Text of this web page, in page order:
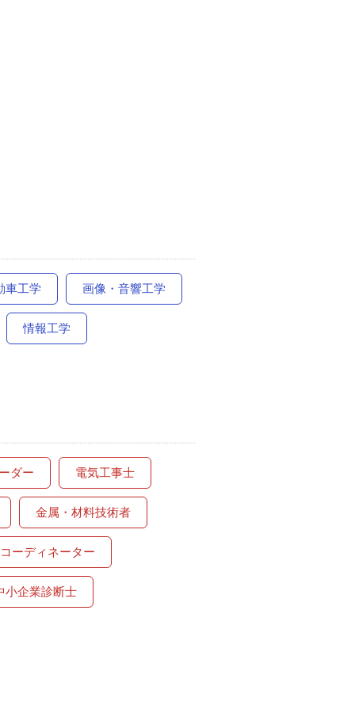
車工学 画像・音響工学
情報工学
ダー 電気工事士
金属・材料技術者
ーディネーター
小企業診断士